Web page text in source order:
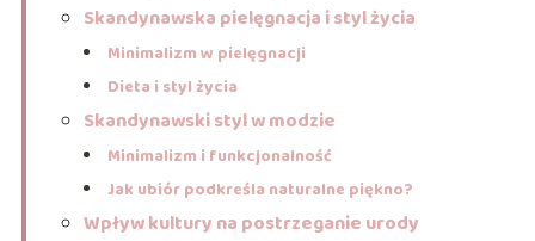
Skandynawska pielęgnacja i styl życia
Minimalizm w pielęgnacji
Dieta i styl życia
Skandynawski styl w modzie
Minimalizm i funkcjonalność
Jak ubiór podkreśla naturalne piękno?
Wpływ kultury na postrzeganie urody